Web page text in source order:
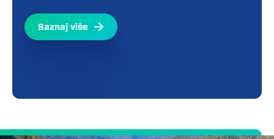
Saznaj više
Istraživanje, razvoj i inovacije ostaju temelj naših
aktivnosti – kako onih poslovnih, tako i aktivnosti